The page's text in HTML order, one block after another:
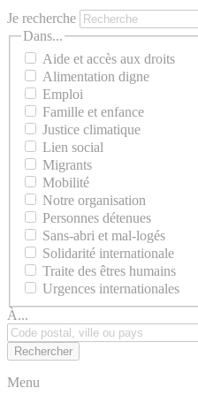
Je recherche
Dans...
Aide et accès aux droits
Alimentation digne
Emploi
Famille et enfance
Justice climatique
Lien social
Migrants
Mobilité
Notre organisation
Personnes détenues
Sans-abri et mal-logés
Solidarité internationale
Traite des êtres humains
Urgences internationales
À...
Menu